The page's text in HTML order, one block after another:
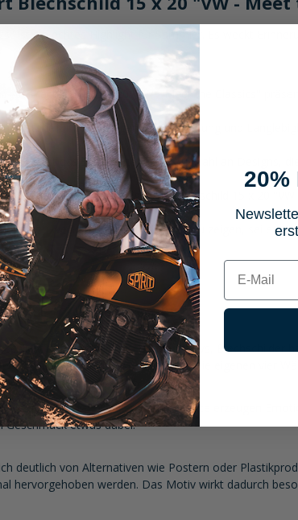
ist ein echtes Highlight für Sammler. Es weckt
Art Blechschild 15 x 20 "VW - Meet the Classics"
steht für herausragende Verarbeitung und
bietet das Schild eine große Auswahl an Designs,
dafür, dass das Nostalgic-Art Blechschild 15 x 20
zu wecken und Persönlichkeit zu zeigen, sei es
aufgrund eines schönen Motivs, Blechschilder
Geschmack und Persönlichkeit in die eigenen vier
abgebildeten Marken und Produkte erzeugen
etwas dabei.
deutlich von Alternativen wie Postern oder
hervorgehoben werden. Das Motiv wirkt dadurch
20%
E-mail